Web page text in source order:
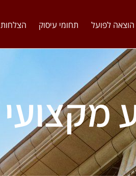
הוצאה לפועל תחומי עיסוק הצלחות
מקצועי